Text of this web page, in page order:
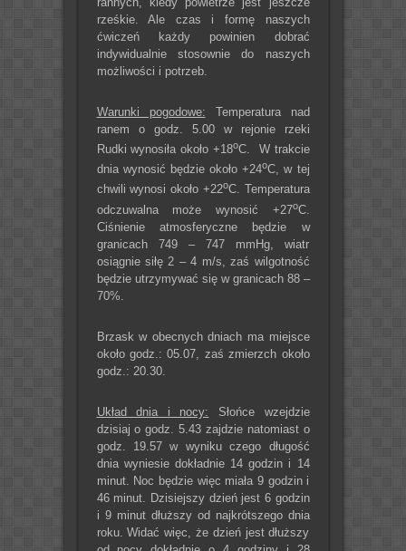
rześkie. Ale czas i formę naszych
ćwiczeń każdy powinien dobrać
indywidualnie stosownie do naszych
możliwości i potrzeb.
Warunki pogodowe: Temperatura nad
ranem o godz. 5.00 w rejonie rzeki
Rudki wynosiła około +18oC. W trakcie
dnia wynosić będzie około +24oC, w tej
chwili wynosi około +22oC. Temperatura
odczuwalna może wynosić +27oC.
Ciśnienie atmosferyczne będzie w
granicach 749 – 747 mmHg, wiatr
osiągnie siłę 2 – 4 m/s, zaś wilgotność
będzie utrzymywać się w granicach 88 –
70%.
Brzask w obecnych dniach ma miejsce
około godz.: 05.07, zaś zmierzch około
godz.: 20.30.
Układ dnia i nocy: Słońce wzejdzie
dzisiaj o godz. 5.43 zajdzie natomiast o
godz. 19.57 w wyniku czego długość
dnia wyniesie dokładnie 14 godzin i 14
minut. Noc będzie więc miała 9 godzin i
46 minut. Dzisiejszy dzień jest 6 godzin
i 9 minut dłuższy od najkrótszego dnia
roku. Widać więc, że dzień jest dłuższy